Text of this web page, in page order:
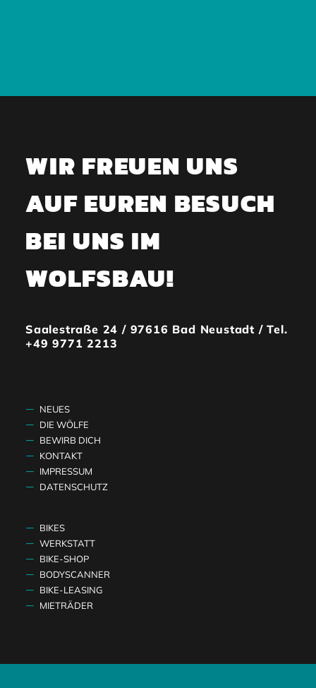
WIR FREUEN UNS
AUF EUREN BESUCH
BEI UNS IM
WOLFSBAU!
Saalestraße 24 / 97616 Bad Neustadt / Tel.
+49 9771 2213
NEUES
DIE WÖLFE
BEWIRB DICH
KONTAKT
IMPRESSUM
DATENSCHUTZ
BIKES
WERKSTATT
BIKE-SHOP
BODYSCANNER
BIKE-LEASING
MIETRÄDER